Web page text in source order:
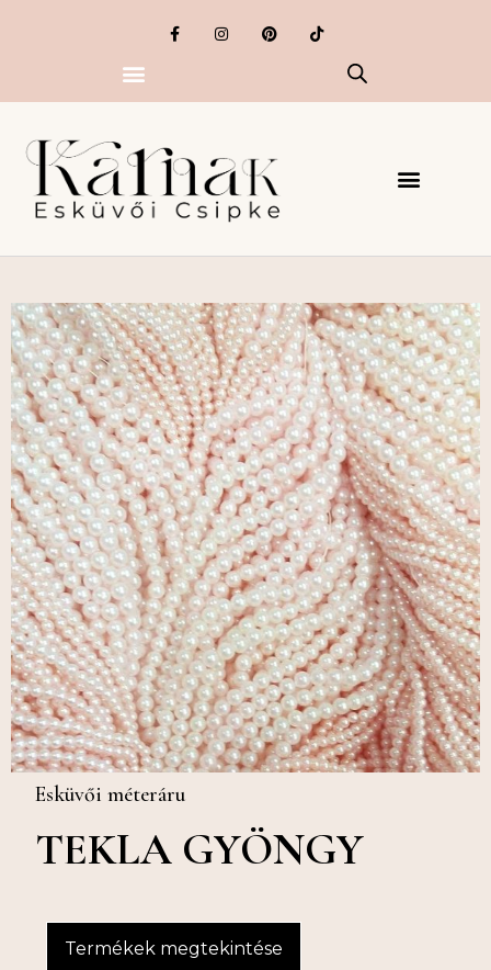
Esküvői méteráru
TEKLA GYÖNGY
Termékek megtekintése